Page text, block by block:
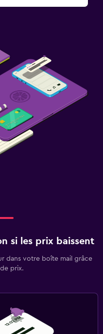
si les prix baissent
dans votre boîte mail grâce
prix.